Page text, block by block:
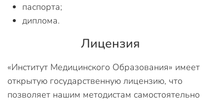
паспорта;
диплома.
Лицензия
«Институт Медицинского Образования» имеет
открытую государственную лицензию, что
позволяет нашим методистам самостоятельно